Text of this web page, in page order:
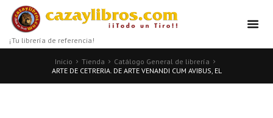
¡Tu librería de referencia!
Inicio Tienda
Catálogo General de librería
ARTE DE CETRERIA. DE ARTE VENANDI CUM AVIBUS, EL